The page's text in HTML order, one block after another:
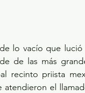
lo vacío que lució
de las más
recinto priista
atendieron el